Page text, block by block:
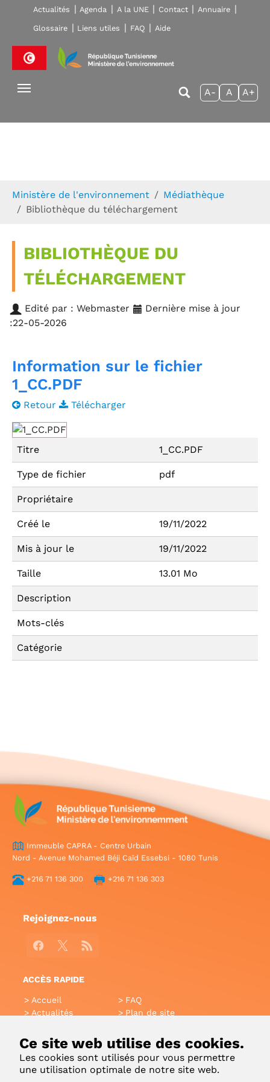
Ce site web utilise des cookies.
Les cookies sont utilisés pour vous permettre
une utilisation optimale de notre site web.
Skip to main navigation
Aller au contenu principal
Skip to page footer
Actualités Agenda A la UNE Contact Annuaire
Glossaire Liens utiles FAQ Aide
A- A A+
Ministère de l'environnement
Médiathèque
Bibliothèque du téléchargement
BIBLIOTHÈQUE DU
TÉLÉCHARGEMENT
Edité par : Webmaster
Dernière mise à jour
:22-05-2026
Information sur le fichier
1_CC.PDF
Retour Télécharger
Titre 1_CC.PDF
Type de fichier pdf
Propriétaire
Créé le 19/11/2022
Mis à jour le 19/11/2022
Taille 13.01 Mo
Description
Mots-clés
Catégorie
Immeuble CAPRA - Centre Urbain
Nord - Avenue Mohamed Béji Caïd Essebsi - 1080 Tunis
+216 71 136 300 +216 71 136 303
Rejoignez-nous
Facebook
X RSS
ACCÈS RAPIDE
Accueil
Actualités
Glossaire
Liens utiles
Contact
FAQ
Plan de site
Intranet
Applications Mobiles